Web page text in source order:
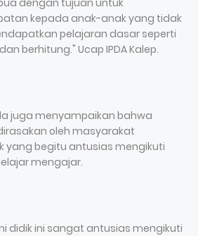
dengan tujuan untuk
kepada anak-anak yang tidak
pelajaran dasar seperti
berhitung." Ucap IPDA Kalep.
juga menyampaikan bahwa
oleh masyarakat
begitu antusias mengikuti
mengajar.
didik ini sangat antusias mengikuti